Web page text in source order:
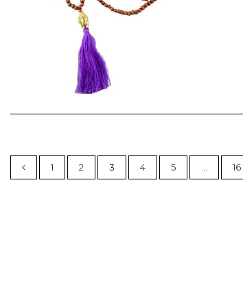
1 2 3 4 5 16